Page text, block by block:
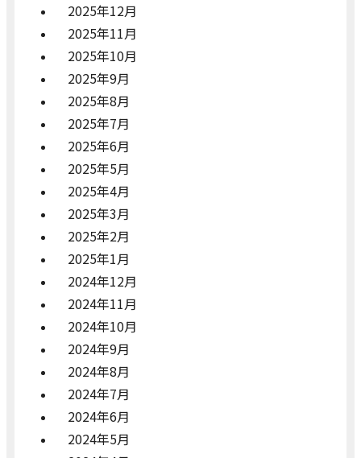
2025年12月
2025年11月
2025年10月
2025年9月
2025年8月
2025年7月
2025年6月
2025年5月
2025年4月
2025年3月
2025年2月
2025年1月
2024年12月
2024年11月
2024年10月
2024年9月
2024年8月
2024年7月
2024年6月
2024年5月